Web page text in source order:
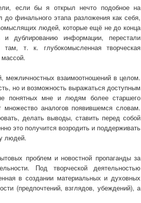
если бы я открыл нечто подобное на
финального этапа разложения как себя,
людей, которые ещё не до конца
дублированию информации, перестали
там, т. к. глубокомысленная творческая
межличностных взаимоотношений в целом.
но и возможность выражаться доступным
понятных мне и людям более старшего
множество аналогов появившемся словам.
делать выводы, ставить перед собой
это получится возродить и поддерживать
людей.
проблем и новостной пропаганды за
Под творческой деятельностью
в создании материальных и духовных
(предпочтений, взглядов, убеждений), а